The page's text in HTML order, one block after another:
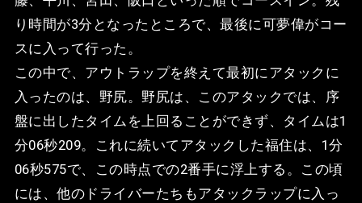
り時間が3分となったところで、最後に可夢偉がコー
スに入って行った。
この中で、アウトラップを終えて最初にアタックに
入ったのは、野尻。野尻は、このアタックでは、序
盤に出したタイムを上回ることができず、タイムは1
分06秒209。これに続いてアタックした福住は、1分
06秒575で、この時点での2番手に浮上する。この頃
には、他のドライバーたちもアタックラップに入っ